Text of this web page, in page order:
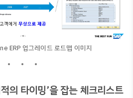
ERP 업그레이드 로드맵 이미지
의 타이밍’을 잡는 체크리스트